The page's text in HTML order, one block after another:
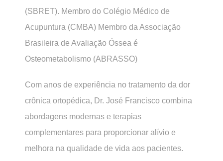
(SBRET). Membro do Colégio Médico de
Acupuntura (CMBA) Membro da Associação
Brasileira de Avaliação Óssea é
Osteometabolismo (ABRASSO)
Com anos de experiência no tratamento da dor
crônica ortopédica, Dr. José Francisco combina
abordagens modernas e terapias
complementares para proporcionar alívio e
melhora na qualidade de vida aos pacientes.